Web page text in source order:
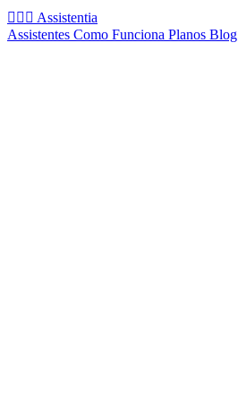
🧚🏻‍♂️ Assistentia
Assistentes Como Funciona Planos Blog